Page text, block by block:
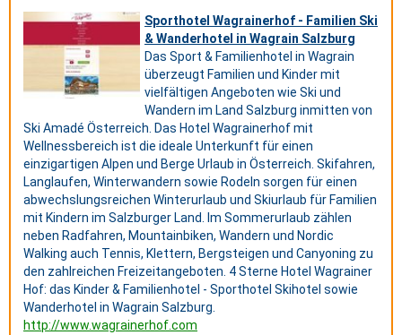
Sporthotel Wagrainerhof - Familien Ski
& Wanderhotel in Wagrain Salzburg
Das Sport & Familienhotel in Wagrain
überzeugt Familien und Kinder mit
vielfältigen Angeboten wie Ski und
Wandern im Land Salzburg inmitten von
Ski Amadé Österreich. Das Hotel Wagrainerhof mit
Wellnessbereich ist die ideale Unterkunft für einen
einzigartigen Alpen und Berge Urlaub in Österreich. Skifahren,
Langlaufen, Winterwandern sowie Rodeln sorgen für einen
abwechslungsreichen Winterurlaub und Skiurlaub für Familien
mit Kindern im Salzburger Land. Im Sommerurlaub zählen
neben Radfahren, Mountainbiken, Wandern und Nordic
Walking auch Tennis, Klettern, Bergsteigen und Canyoning zu
den zahlreichen Freizeitangeboten. 4 Sterne Hotel Wagrainer
Hof: das Kinder & Familienhotel - Sporthotel Skihotel sowie
Wanderhotel in Wagrain Salzburg.
http://www.wagrainerhof.com